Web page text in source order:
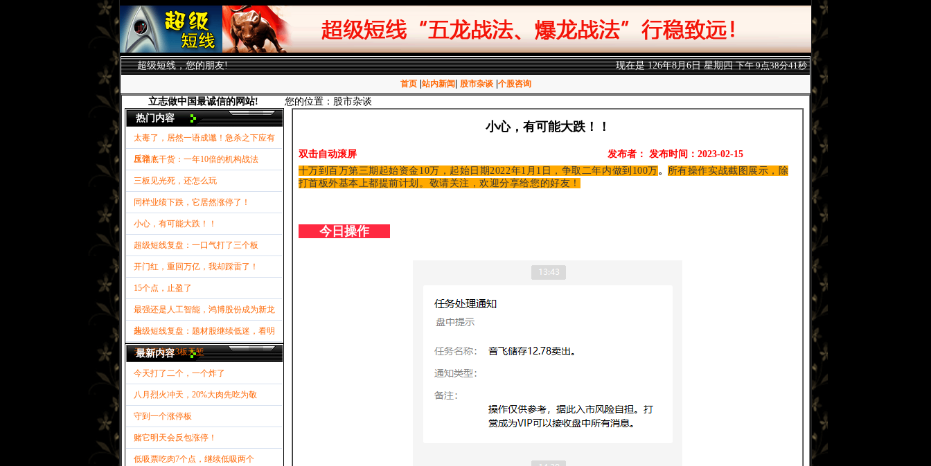
超级短线，您的朋友! 现在是126年8月6日 星期四下午 9点38分42秒
首页| 站内新闻| 股市杂谈| 个股咨询
立志做中国最诚信的网站!
您的位置：股市杂谈
热门内容
太毒了，居然一语成谶！急杀之下应有
反弹！
压箱底干货：一年10倍的机构战法
三板见光死，还怎么玩
同样业绩下跌，它居然涨停了！
小心，有可能大跌！！
超级短线复盘：一口气打了三个板
开门红，重回万亿，我却踩雷了！
15个点，止盈了
最强还是人工智能，鸿博股份成为新龙
头
超级短线复盘：题材股继续低迷，看明
天能否突破3板天堑
最新内容
今天打了二个，一个炸了
八月烈火冲天，20%大肉先吃为敬
守到一个涨停板
赌它明天会反包涨停！
低吸票吃肉7个点，继续低吸两个
小心，有可能大跌！！
双击自动滚屏
发布者： 发布时间：2023-02-15
十万到百万第三期起始资金10万，起始日期2022年1月1日，争取二年内做到100万。 所有操作实战截图展示，除
打首板外基本上都提前计划。敬请关注，欢迎分享给您的好友！
今日操作